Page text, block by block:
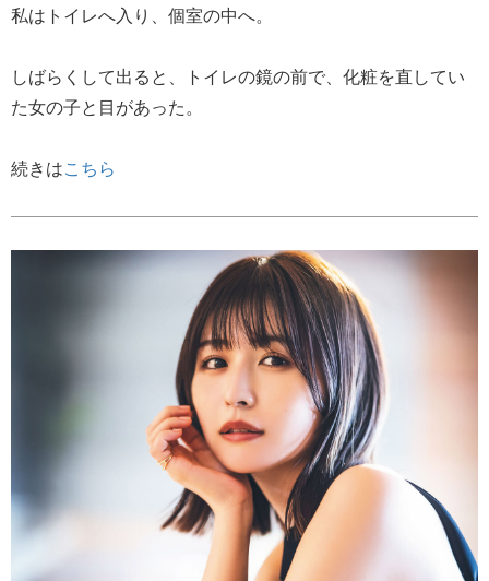
私はトイレへ入り、個室の中へ。
しばらくして出ると、トイレの鏡の前で、化粧を直してい
た女の子と目があった。
続きはこちら